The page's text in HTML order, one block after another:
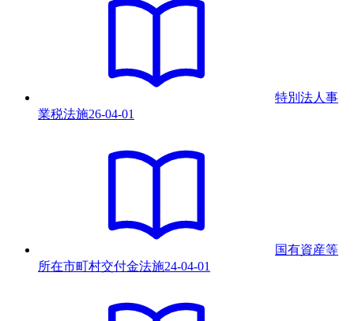
特別法人事
業税法施26-04-01
国有資産等
所在市町村交付金法施24-04-01